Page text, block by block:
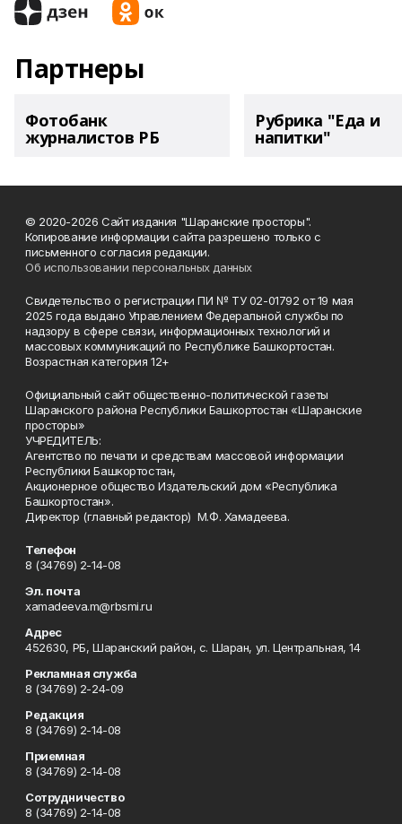
Партнеры
Фотобанк
журналистов РБ
Рубрика "Еда и
напитки"
© 2020-2026 Сайт издания "Шаранские просторы".
Копирование информации сайта разрешено только с
письменного согласия редакции.
Об использовании персональных данных
Свидетельство о регистрации ПИ № ТУ 02-01792 от 19 мая
2025 года выдано Управлением Федеральной службы по
надзору в сфере связи, информационных технологий и
массовых коммуникаций по Республике Башкортостан.
Возрастная категория 12+
Официальный сайт общественно-политической газеты
Шаранского района Республики Башкортостан «Шаранские
просторы»
УЧРЕДИТЕЛЬ:
Агентство по печати и средствам массовой информации
Республики Башкортостан,
Акционерное общество Издательский дом «Республика
Башкортостан».
Директор (главный редактор) М.Ф. Хамадеева.
Телефон
8 (34769) 2-14-08
Эл. почта
xamadeeva.m@rbsmi.ru
Адрес
452630, РБ, Шаранский район, с. Шаран, ул. Центральная, 14
Рекламная служба
8 (34769) 2-24-09
Редакция
8 (34769) 2-14-08
Приемная
8 (34769) 2-14-08
Сотрудничество
8 (34769) 2-14-08